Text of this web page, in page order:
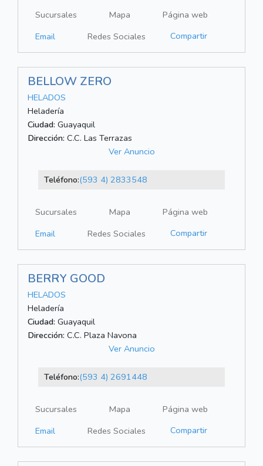
Sucursales Mapa
Página web
Email
Redes Sociales Compartir
BELLOW ZERO
HELADOS
Heladería
Ciudad: Guayaquil
Dirección: C.C. Las Terrazas
Ver Anuncio
Teléfono:(593 4) 2833548
Sucursales Mapa
Página web
Email
Redes Sociales Compartir
BERRY GOOD
HELADOS
Heladería
Ciudad: Guayaquil
Dirección: C.C. Plaza Navona
Ver Anuncio
Teléfono:(593 4) 2691448
Sucursales Mapa
Página web
Email
Redes Sociales Compartir